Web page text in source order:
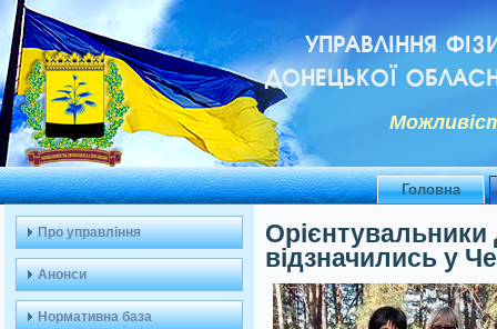
УПРАВЛІННЯ
ДОНЕЦЬКОЇ
Головна
Про управління
Анонси
Нормативна база
Орієнтувальники
відзначились у